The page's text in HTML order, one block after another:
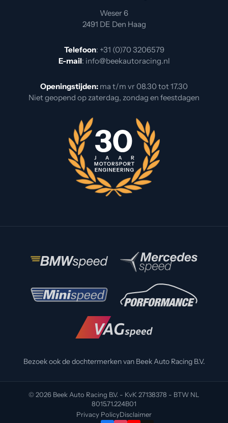
Weser 6
2491 DE Den Haag
Telefoon: +31 (0)70 3206579
E-mail: info@beekautoracing.nl
Openingstijden: ma t/m vr 08.30 tot 17.30
Niet geopend op zaterdag, zondag en feestdagen
Bezoek ook de dochtermerken van Beek Auto Racing B.V.
© 2026 Beek Auto Racing B.V. - KvK 27138378 - BTW NL
8015.71.224B01
Privacy PolicyDisclaimer